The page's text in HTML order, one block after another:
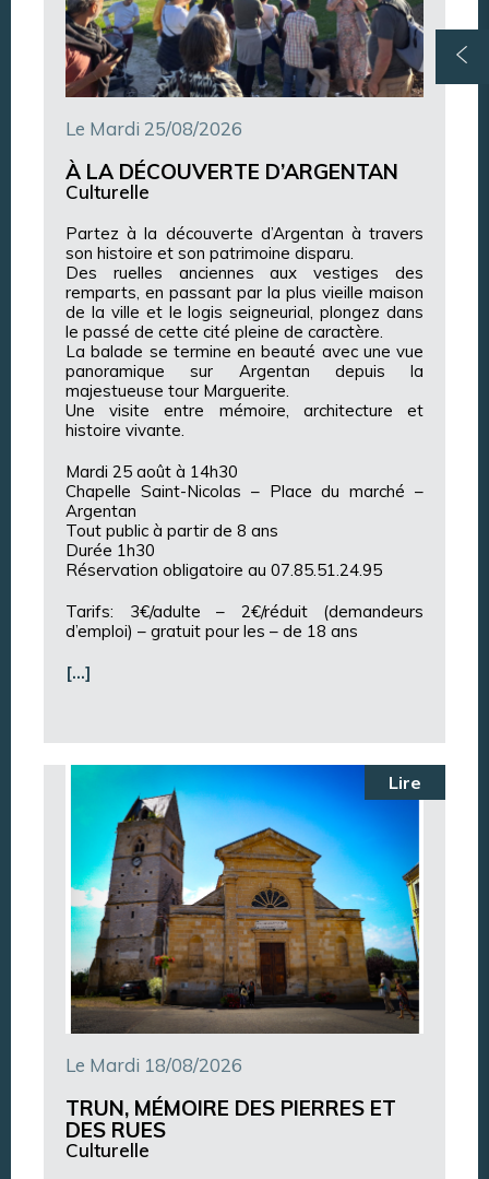
Le Mardi 25/08/2026
À LA DÉCOUVERTE D’ARGENTAN
Culturelle
Partez à la découverte d’Argentan à travers
son histoire et son patrimoine disparu.
Des ruelles anciennes aux vestiges des
remparts, en passant par la plus vieille maison
de la ville et le logis seigneurial, plongez dans
le passé de cette cité pleine de caractère.
La balade se termine en beauté avec une vue
panoramique sur Argentan depuis la
majestueuse tour Marguerite.
Une visite entre mémoire, architecture et
histoire vivante.
Mardi 25 août à 14h30
Chapelle Saint-Nicolas – Place du marché –
Argentan
Tout public à partir de 8 ans
Durée 1h30
Réservation obligatoire au 07.85.51.24.95
Tarifs: 3€/adulte – 2€/réduit (demandeurs
d’emploi) – gratuit pour les – de 18 ans
[…]
Lire
Le Mardi 18/08/2026
TRUN, MÉMOIRE DES PIERRES ET
DES RUES
Culturelle